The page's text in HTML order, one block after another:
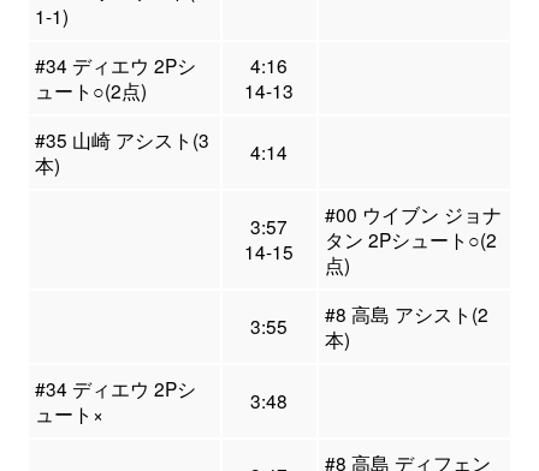
1-1)
#34 ディエウ 2Pシ
ュート○(2点)
4:16
14-13
#35 山崎 アシスト(3
本)
4:14
3:57
14-15
#00 ウイブン ジョナ
タン 2Pシュート○(2
点)
3:55
#8 高島 アシスト(2
本)
#34 ディエウ 2Pシ
ュート×
3:48
#8 高島 ディフェン